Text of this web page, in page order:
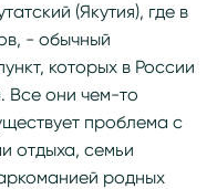
(Якутия), где в
- обычный
которых в России
Все они чем-то
проблема с
отдыха, семьи
родных